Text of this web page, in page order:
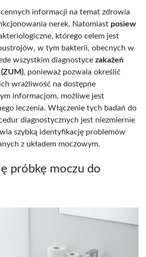
cennych informacji na temat zdrowia
nerek. Natomiast posiew
którego celem jest
w tym bakterii, obecnych w
wszystkim diagnostyce zakażeń
, ponieważ pozwala określić
wrażliwość na dostępne
informacjom, możliwe jest
leczenia. Włączenie tych badań do
diagnostycznych jest niezmiernie
szybką identyfikację problemów
z układem moczowym.
próbkę moczu do